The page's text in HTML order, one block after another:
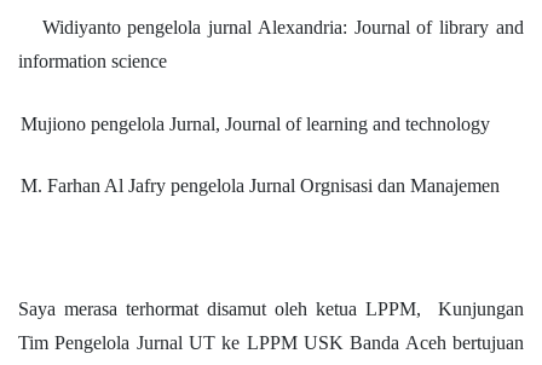
Widiyanto pengelola jurnal Alexandria: Journal of library and
information science
Mujiono pengelola Jurnal, Journal of learning and technology
M. Farhan Al Jafry pengelola Jurnal Orgnisasi dan Manajemen
Saya merasa terhormat disamut oleh ketua LPPM,
Kunjungan
Tim Pengelola Jurnal UT ke LPPM USK Banda Aceh bertujuan